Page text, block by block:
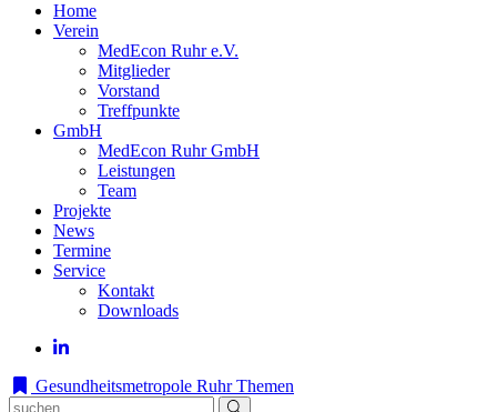
Home
Verein
MedEcon Ruhr e.V.
Mitglieder
Vorstand
Treffpunkte
GmbH
MedEcon Ruhr GmbH
Leistungen
Team
Projekte
News
Termine
Service
Kontakt
Downloads
Gesundheitsmetropole Ruhr Themen